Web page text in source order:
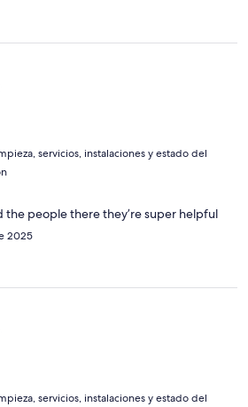
servicios, instalaciones y estado del
the people there they’re super helpful
2025
servicios, instalaciones y estado del